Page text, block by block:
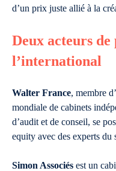
d’un prix juste allié à la
Deux acteurs de
l’international
Walter France, membre d’
mondiale de cabinets
d’audit et de conseil, se
equity avec des experts du
Simon Associés est un